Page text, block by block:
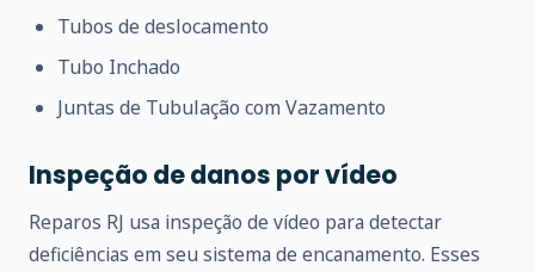
Tubos de deslocamento
Tubo Inchado
Juntas de Tubulação com Vazamento
Inspeção de danos por vídeo
Reparos RJ usa inspeção de vídeo para detectar
deficiências em seu sistema de encanamento. Esses